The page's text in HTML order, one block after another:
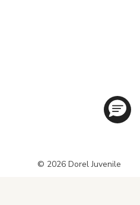
© 2026 Dorel Juvenile